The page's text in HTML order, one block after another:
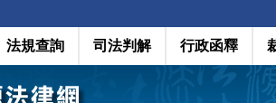
法規查詢 司法判解 行政函釋